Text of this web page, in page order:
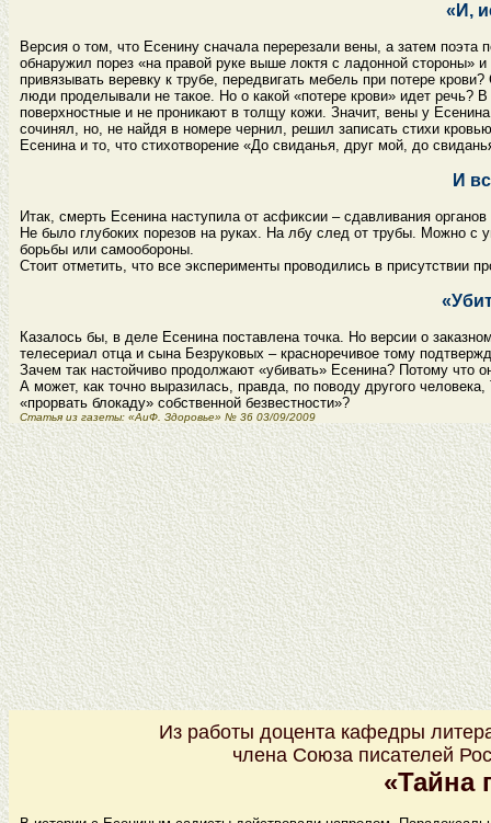
«И,
Версия о том, что Есенину сначала перерезали вены, а затем поэта
обнаружил порез «на правой руке выше локтя с ладонной стороны»
привязывать веревку к трубе, передвигать мебель при потере
люди проделывали не такое. Но о какой «потере крови» идет речь?
поверхностные и не проникают в толщу кожи. Значит, вены у
сочинял, но, не найдя в номере чернил, решил записать стихи
Есенина и то, что стихотворение «До свиданья, друг мой, до
И
Итак, смерть Есенина наступила от асфиксии – сдавливания
Не было глубоких порезов на руках. На лбу след от трубы. Можно с
борьбы или самообороны.
Стоит отметить, что все эксперименты проводились в присутствии
Казалось бы, в деле Есенина поставлена точка. Но версии о
телесериал отца и сына Безруковых – красноречивое тому
Зачем так настойчиво продолжают «убивать» Есенина? Потому что
А может, как точно выразилась, правда, по поводу другого
«прорвать блокаду» собственной безвестности»?
Статья из газеты: «АиФ. Здоровье» № 36 03/09/2009
Из работы доцента кафедры
члена Союза писателей
«Тайна